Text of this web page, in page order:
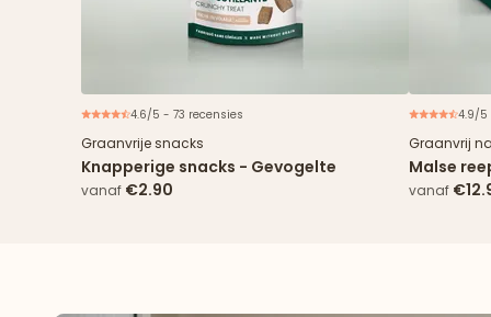
4.6/5 - 73 recensies
Graanvrije snacks
Knapperige snacks - Gevogelte
vanaf €2.90
4.9/5
Graanvrij
Malse
vanaf